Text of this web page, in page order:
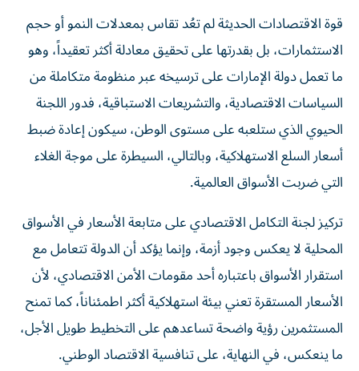
قوة الاقتصادات الحديثة لم تعُد تقاس بمعدلات النمو أو حجم
الاستثمارات، بل بقدرتها على تحقيق معادلة أكثر تعقيداً، وهو
ما تعمل دولة الإمارات على ترسيخه عبر منظومة متكاملة من
السياسات الاقتصادية، والتشريعات الاستباقية، فدور اللجنة
الحيوي الذي ستلعبه على مستوى الوطن، سيكون إعادة ضبط
أسعار السلع الاستهلاكية، وبالتالي، السيطرة على موجة الغلاء
التي ضربت الأسواق العالمية.
تركيز لجنة التكامل الاقتصادي على متابعة الأسعار في الأسواق
المحلية لا يعكس وجود أزمة، وإنما يؤكد أن الدولة تتعامل مع
استقرار الأسواق باعتباره أحد مقومات الأمن الاقتصادي، لأن
الأسعار المستقرة تعني بيئة استهلاكية أكثر اطمئناناً، كما تمنح
المستثمرين رؤية واضحة تساعدهم على التخطيط طويل الأجل،
ما ينعكس، في النهاية، على تنافسية الاقتصاد الوطني.